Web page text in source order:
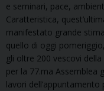
e seminari, pace,
Caratteristica,
manifestato grande
quello di oggi
gli oltre 200 vescovi
per la 77.ma Assemblea
lavori